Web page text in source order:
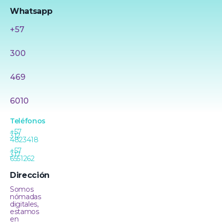
Whatsapp
+57
300
469
6010
Teléfonos
+57
312
4823418
+57
317
6551262
Dirección
Somos
nómadas
digitales,
estamos
en